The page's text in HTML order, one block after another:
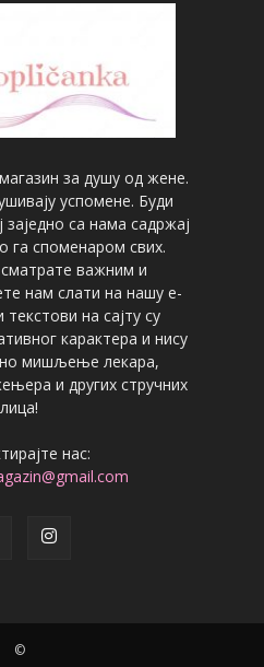
за душу од жене.
успомене. Буди
са нама садржај
га споменаром свих.
сматрате важним и
нам слати на нашу е-
на сајту су
карактера и нису
мишљење лекара,
и других стручних
лица!
нас:
©